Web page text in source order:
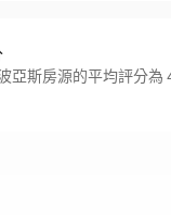
亞斯房源的平均評分為